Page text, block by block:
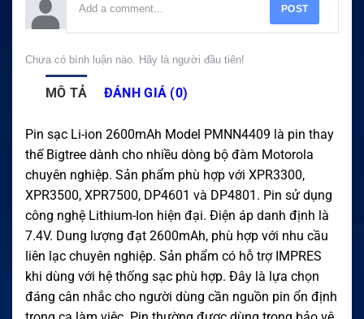
POST
Chưa có bình luận nào. Hãy là người đầu tiên!
MÔ TẢ ĐÁNH GIÁ (0)
Pin sạc Li-ion 2600mAh Model PMNN4409 là pin thay
thế Bigtree dành cho nhiều dòng bộ đàm Motorola
chuyên nghiệp. Sản phẩm phù hợp với XPR3300,
XPR3500, XPR7500, DP4601 và DP4801. Pin sử dụng
công nghệ Lithium-Ion hiện đại. Điện áp danh định là
7.4V. Dung lượng đạt 2600mAh, phù hợp với nhu cầu
liên lạc chuyên nghiệp. Sản phẩm có hỗ trợ IMPRES
khi dùng với hệ thống sạc phù hợp. Đây là lựa chọn
đáng cân nhắc cho người dùng cần nguồn pin ổn định